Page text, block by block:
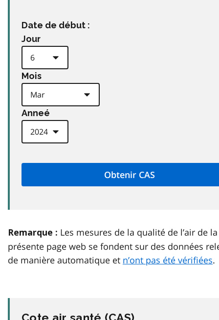
Date de début :
Jour
Mois
Anneé
Remarque : Les mesures de la qualité de l’air de la
présente page web se fondent sur des données
de manière automatique et n’ont pas été vérifiées.